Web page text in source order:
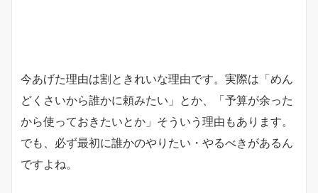
今あげた理由は割ときれいな理由です。実際は「めん
どくさいから誰かに頼みたい」とか、「予算が余った
から使っておきたいとか」そういう理由もあります。
でも、必ず最初に誰かのやりたい・やるべきがあるん
ですよね。